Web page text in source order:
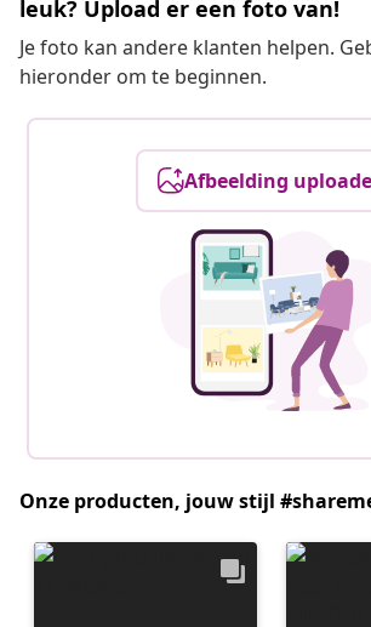
leuk? Upload er een foto van!
Je foto kan andere klanten helpen.
hieronder om te beginnen.
Afbeelding
Onze producten, jouw stijl